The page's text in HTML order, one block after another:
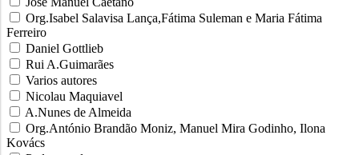
Org.Isabel Salavisa Lança,Fátima Suleman e Maria Fátima
Ferreiro
Daniel Gottlieb
Rui A.Guimarães
Varios autores
Nicolau Maquiavel
A.Nunes de Almeida
Org.António Brandão Moniz, Manuel Mira Godinho, Ilona
Kovács